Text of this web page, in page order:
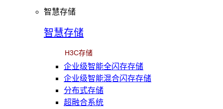
智慧存储
智慧存储
H3C存储
企业级智能全闪存存储
企业级智能混合闪存存储
分布式存储
超融合系统